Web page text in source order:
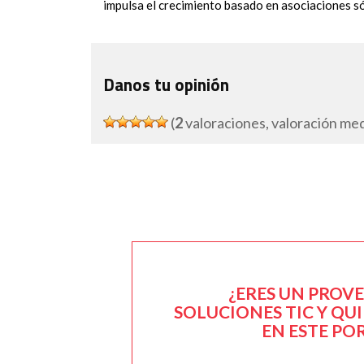
impulsa el crecimiento basado en asociaciones
Danos tu opinión
(2valoraciones, valoración
¿ERES UN
SOLUCIONES TIC Y
EN ESTE